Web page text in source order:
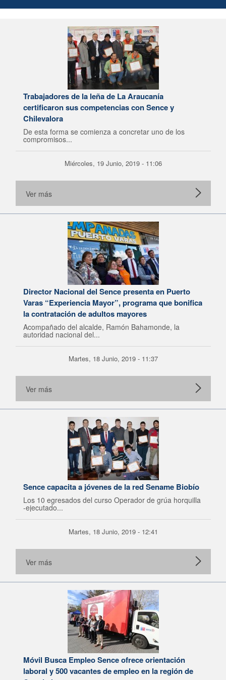
Trabajadores de la leña de La Araucanía
certificaron sus competencias con Sence y
Chilevalora
De esta forma se comienza a concretar uno de los
compromisos...
Miércoles, 19 Junio, 2019 - 11:06
Ver más
Director Nacional del Sence presenta en Puerto
Varas “Experiencia Mayor”, programa que bonifica
la contratación de adultos mayores
Acompañado del alcalde, Ramón Bahamonde, la
autoridad nacional del...
Martes, 18 Junio, 2019 - 11:37
Ver más
Sence capacita a jóvenes de la red Sename Biobío
Los 10 egresados del curso Operador de grúa horquilla
-ejecutado...
Martes, 18 Junio, 2019 - 12:41
Ver más
Móvil Busca Empleo Sence ofrece orientación
laboral y 500 vacantes de empleo en la región de